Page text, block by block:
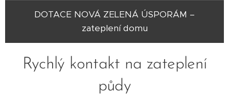
DOTACE NOVÁ ZELENÁ ÚSPORÁM –
zateplení domu
Rychlý kontakt na zateplení
půdy